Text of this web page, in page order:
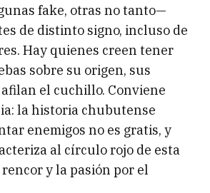
fake, otras no tanto—
de distinto signo, incluso de
Hay quienes creen tener
sobre su origen, sus
el cuchillo. Conviene
la historia chubutense
enemigos no es gratis, y
al círculo rojo de esta
y la pasión por el